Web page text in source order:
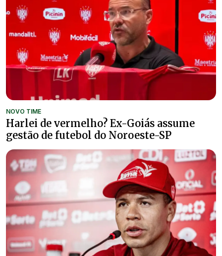
NOVO TIME
Harlei de vermelho? Ex-Goiás assume
gestão de futebol do Noroeste-SP